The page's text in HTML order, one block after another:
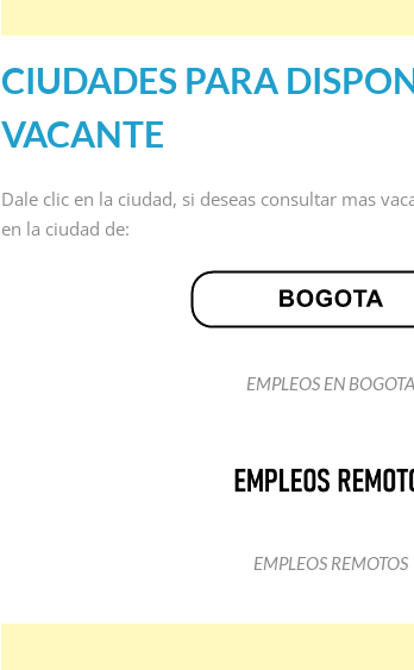
CIUDADES PARA
VACANTE
Dale clic en la ciudad, si deseas consultar mas
en la ciudad de:
EMPLEOS EN BOGOTA
EMPLEOS REMOTOS